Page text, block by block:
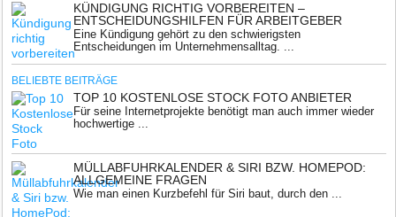
KÜNDIGUNG RICHTIG VORBEREITEN –
ENTSCHEIDUNGSHILFEN FÜR ARBEITGEBER
Eine Kündigung gehört zu den schwierigsten
Entscheidungen im Unternehmensalltag. ...
BELIEBTE BEITRÄGE
TOP 10 KOSTENLOSE STOCK FOTO ANBIETER
Für seine Internetprojekte benötigt man auch immer wieder
hochwertige ...
MÜLLABFUHRKALENDER & SIRI BZW. HOMEPOD:
ALLGEMEINE FRAGEN
Wie man einen Kurzbefehl für Siri baut, durch den ...